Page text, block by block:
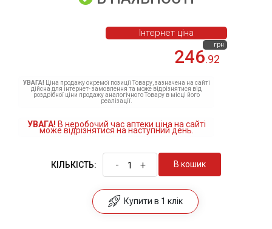
246.92
грн
Інтернет ціна
УВАГА! Ціна продажу окремої позиції Товару, зазначена на сайті
дійсна для інтернет- замовлення та може відрізнятися від
роздрібної ціни продажу аналогічного Товару в місці його
реалізації.
УВАГА! В неробочий час аптеки ціна на сайті
може відрізнятися на наступний день.
КІЛЬКІСТЬ: - + В кошик
Купити в 1 клік